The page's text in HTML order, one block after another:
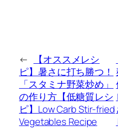
←
【オススメレシ
ピ】暑さに打ち勝つ！
「スタミナ野菜炒め」
の作り方【低糖質レシ
ピ】Low Carb Stir-fried
Vegetables Recipe